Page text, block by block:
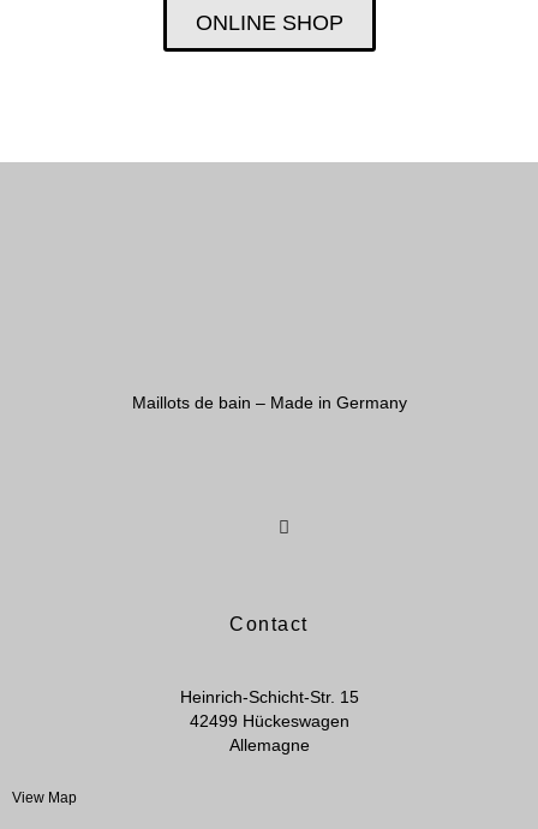
ONLINE SHOP
Maillots de bain – Made in Germany
Contact
Heinrich-Schicht-Str. 15
42499 Hückeswagen
Allemagne
View Map